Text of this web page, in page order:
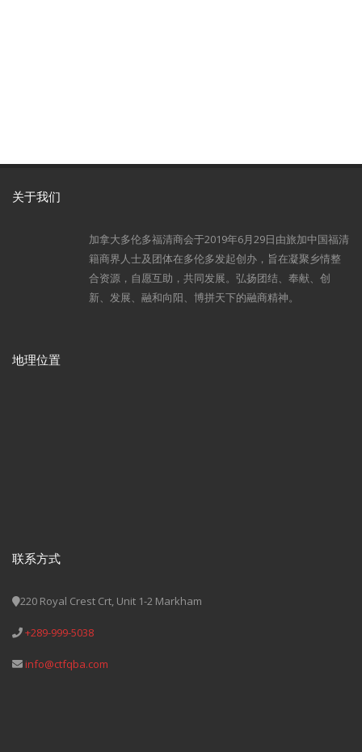
关于我们
加拿大多伦多福清商会于2019年6月29日由旅加中国福清
籍商界人士及团体在多伦多发起创办，旨在凝聚乡情整
合资源，自愿互助，共同发展。弘扬团结、奉献、创
新、发展、融和向阳、博拼天下的融商精神。
地理位置
联系方式
220 Royal Crest Crt, Unit 1-2 Markham
+289-999-5038
info@ctfqba.com